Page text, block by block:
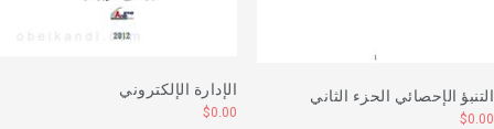
الإحصائي الحزء الثاني
$
الإدارة الإلكتروني
$0.00